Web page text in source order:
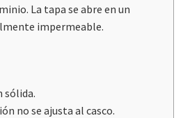
La tapa se abre en un
impermeable.
sólida.
no se ajusta al casco.